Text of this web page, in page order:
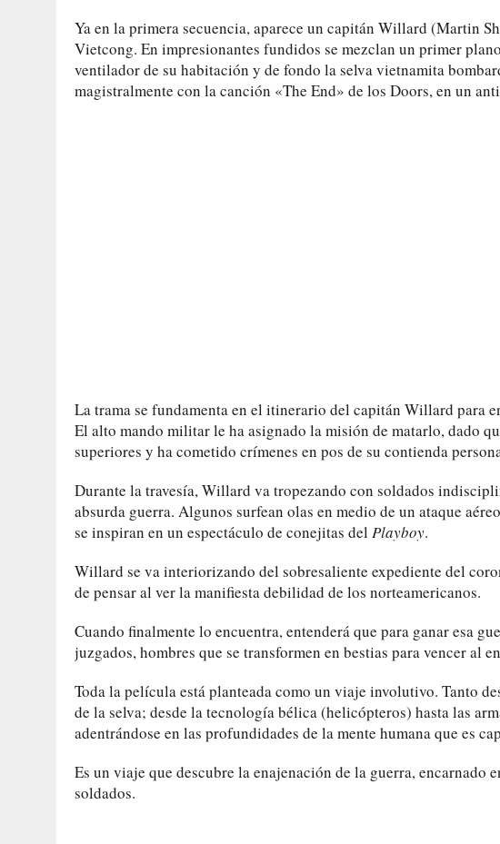
Ya en la primera secuencia, aparece un capitán Willard (Martin
Vietcong. En impresionantes fundidos se mezclan un primer
ventilador de su habitación y de fondo la selva vietnamita
magistralmente con la canción «The End» de los Doors, en un
La trama se fundamenta en el itinerario del capitán Willard para
El alto mando militar le ha asignado la misión de matarlo, dado
superiores y ha cometido crímenes en pos de su contienda
Durante la travesía, Willard va tropezando con soldados
absurda guerra. Algunos surfean olas en medio de un ataque
se inspiran en un espectáculo de conejitas del Playboy.
Willard se va interiorizando del sobresaliente expediente del
de pensar al ver la manifiesta debilidad de los norteamericanos.
Cuando finalmente lo encuentra, entenderá que para ganar esa
juzgados, hombres que se transformen en bestias para vencer al
Toda la película está planteada como un viaje involutivo. Tanto
de la selva; desde la tecnología bélica (helicópteros) hasta las
adentrándose en las profundidades de la mente humana que es
Es un viaje que descubre la enajenación de la guerra, encarnado
soldados.